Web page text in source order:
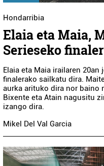
Hondarribia
Elaia eta Maia,
Serieseko
Elaia eta Maia irailaren 20an
finalerako sailkatu dira.
aurka arituko dira nor baino
Bixente eta Atain nagusitu
izango dira.
Mikel Del Val Garcia